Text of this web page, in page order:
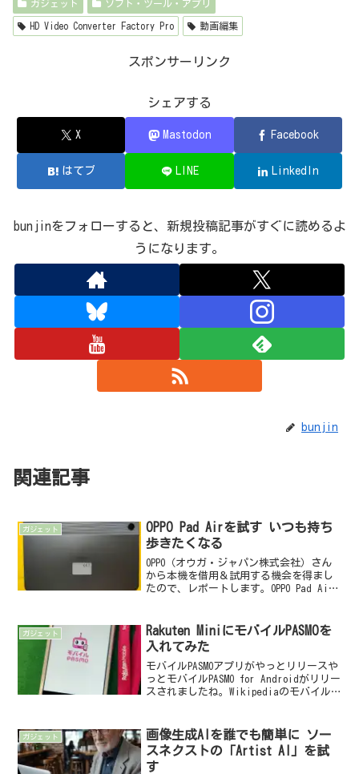
ガジェット ソフト・ツール・アプリ
HD Video Converter Factory Pro 動画編集
スポンサーリンク
シェアする
X Mastodon Facebook
はてブ LINE LinkedIn
bunjinをフォローすると、新規投稿記事がすぐに読めるよ
うになります。
bunjin
関連記事
ガジェット
OPPO Pad Airを試す いつも持ち
歩きたくなる
OPPO（オウガ・ジャパン株式会社）さん
から本機を借用＆試用する機会を得まし
たので、レポートします。OPPO Pad Air
れていたことがあったように記憶してい
ます。が...
ガジェット
Rakuten MiniにモバイルPASMOを
入れてみた
モバイルPASMOアプリがやっとリリースや
っとモバイルPASMO for Androidがリリー
スされましたね。Wikipediaのモバイル
こから遅れるこ...
ガジェット
画像生成AIを誰でも簡単に ソー
スネクストの「Artist AI」を試
す